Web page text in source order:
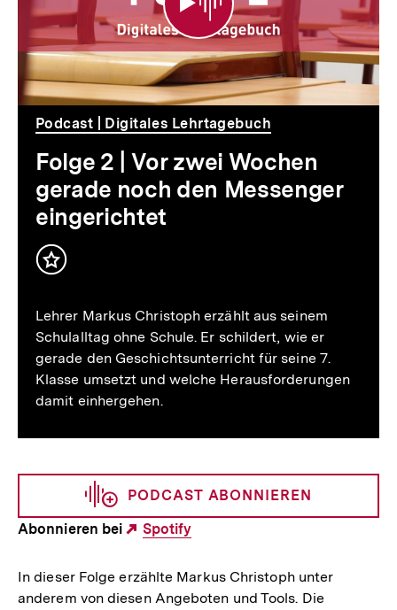
Vor
zwei
Wochen
gerade
noch
den
Messenger
eingerichtet
Podcast | Digitales Lehrtagebuch
Folge 2 | Vor zwei Wochen
gerade noch den Messenger
eingerichtet
Inhalt
Lehrer Markus Christoph erzählt aus seinem
Schulalltag ohne Schule. Er schildert, wie er
gerade den Geschichtsunterricht für seine 7.
Klasse umsetzt und welche Herausforderungen
damit einhergehen.
PODCAST ABONNIEREN
Abonnieren bei
Externer
Spotify
In dieser Folge erzählte Markus Christoph unter
anderem von diesen Angeboten und Tools. Die